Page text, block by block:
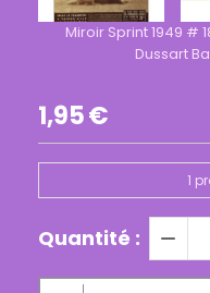
Miroir Sprint 1949 #
Dussart
1,95€
1
Quantité :